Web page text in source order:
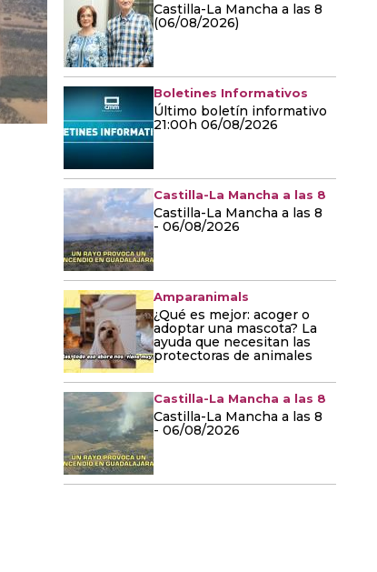
Castilla-La Mancha a las 8
(06/08/2026)
Boletines Informativos
Último boletín informativo
21:00h 06/08/2026
Castilla-La Mancha a las 8
Castilla-La Mancha a las 8
- 06/08/2026
Amparanimals
¿Qué es mejor: acoger o
adoptar una mascota? La
ayuda que necesitan las
protectoras de animales
Castilla-La Mancha a las 8
Castilla-La Mancha a las 8
- 06/08/2026